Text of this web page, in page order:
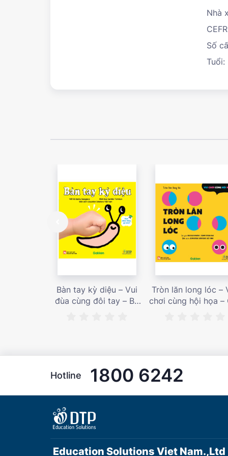
Nhà
Số
Tuổi:
Bàn tay kỳ diệu – Vui
đùa cùng đôi tay – Bé
Tròn lăn long lóc –
chơi cùng hội họa –
Hotline 1800 6242
Education Solutions Viet Nam.,Ltd